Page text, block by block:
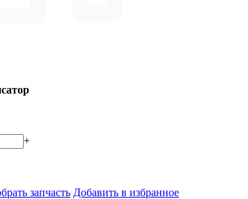
+
запчасть Добавить в избранное